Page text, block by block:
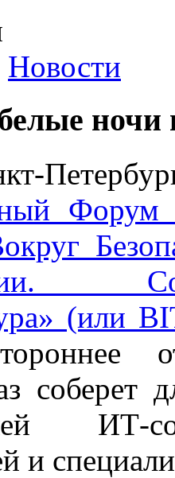
Новости
ночи
Форум
ИТ-
и